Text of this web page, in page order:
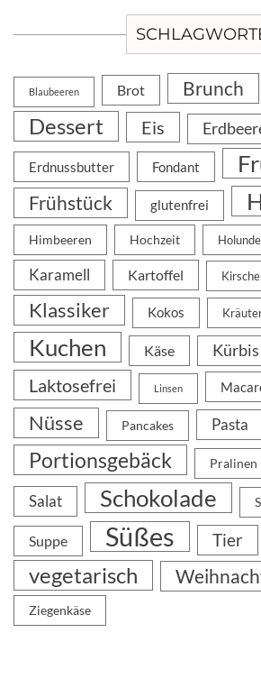
Blaubeeren Brot Brunch
Dessert Eis
Erdnussbutter Fondant
Frühstück glutenfrei
Himbeeren Hochzeit
Karamell Kartoffel
Klassiker Kokos
Kuchen Käse Kürbis
Laktosefrei Linsen
Nüsse Pancakes Pasta
Portionsgebäck Pralinen
Salat Schokolade
Suppe Süßes Tier
vegetarisch
Ziegenkäse